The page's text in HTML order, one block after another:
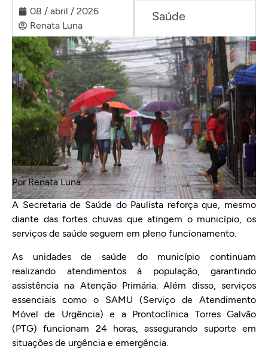
08 / abril / 2026
Renata Luna
Saúde
Por Renata Luna
A Secretaria de Saúde do Paulista reforça que, mesmo
diante das fortes chuvas que atingem o município, os
serviços de saúde seguem em pleno funcionamento.
As unidades de saúde do município continuam
realizando atendimentos à população, garantindo
assistência na Atenção Primária. Além disso, serviços
essenciais como o SAMU (Serviço de Atendimento
Móvel de Urgência) e a Prontoclínica Torres Galvão
(PTG) funcionam 24 horas, assegurando suporte em
situações de urgência e emergência.